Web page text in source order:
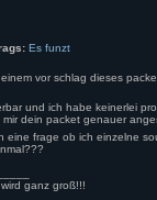
Es funzt
vor schlag dieses
und ich habe keinerlei
mir dein packet genauer
eine frage ob ich einzelne
ganz groß!!!